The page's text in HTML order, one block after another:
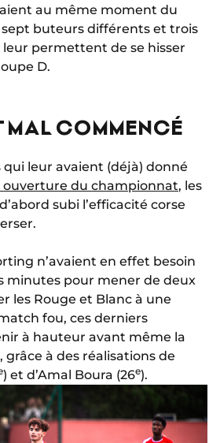
au même moment du
sept buteurs différents et trois
permettent de se hisser
D.
MAL COMMENCÉ
qui leur avaient (déjà) donné
du championnat, les
subi l’efficacité corse
n’avaient en effet besoin
minutes pour mener de deux
les Rouge et Blanc à une
fou, ces derniers
à hauteur avant même la
à des réalisations de
) et d’Amal Boura (26e).